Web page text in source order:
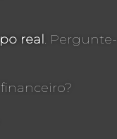
real. Pergunte-